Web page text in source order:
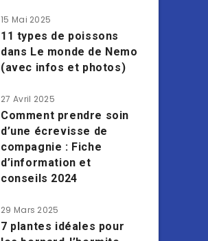
15 Mai 2025
11 types de poissons
dans Le monde de Nemo
(avec infos et photos)
27 Avril 2025
Comment prendre soin
d’une écrevisse de
compagnie : Fiche
d’information et
conseils 2024
29 Mars 2025
7 plantes idéales pour